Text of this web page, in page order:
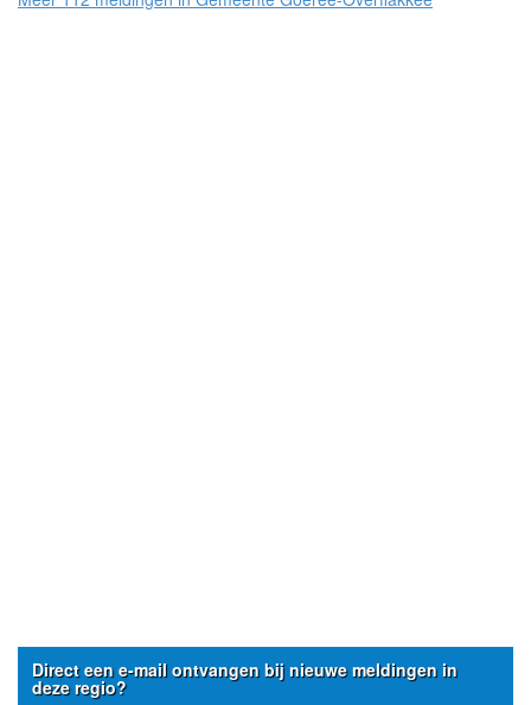
Direct een e-mail ontvangen bij nieuwe meldingen in
deze regio?